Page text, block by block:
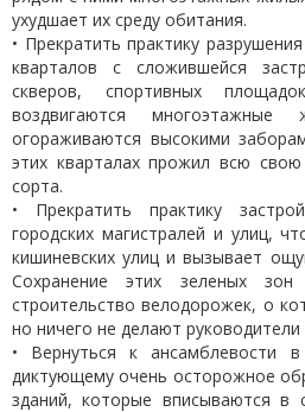
ухудшает их среду обитания.
• Прекратить практику
кварталов с сложившейся
скверов, спортивных
воздвигаются
огораживаются высокими
этих кварталах прожил всю
сорта.
• Прекратить практику
городских магистралей и улиц,
кишиневских улиц и вызывает
Сохранение этих зеленых зон
строительство велодорожек, о
но ничего не делают
• Вернуться к ансамблевости
диктующему очень осторожное
зданий, которые вписываются в